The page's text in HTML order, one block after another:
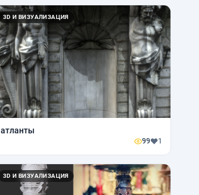
3D И ВИЗУАЛИЗАЦИЯ
атланты
99 1
3D И ВИЗУАЛИЗАЦИЯ